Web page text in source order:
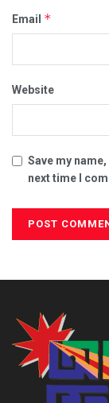
Email *
Website
Save my
next time I